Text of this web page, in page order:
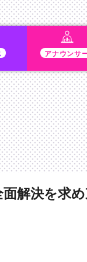
アナウンサ
解決を求